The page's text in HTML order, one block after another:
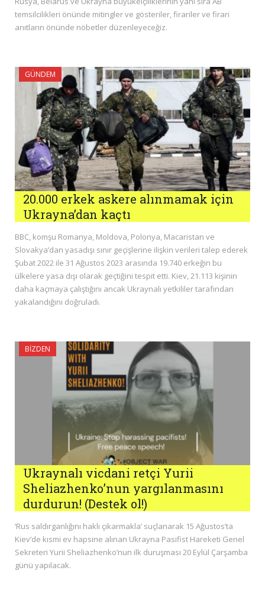
temsilcilikleri önünde mitingler ve gösteriler, firariler ve firari
anıtların önünde nöbetler düzenleyeceğiz.
GÜNDEM
20.000 erkek askere alınmamak için
Ukrayna’dan kaçtı
BBC, komşu Romanya, Moldova, Polonya, Macaristan ve
Slovakya’dan yasadışı sınır geçişlerine ilişkin verileri talep ederek
Şubat 2022 ile 31 Ağustos 2023 arasında 19.740 erkeğin bu
ülkelere yasa dışı olarak geçtiğini tespit etti. Kiev, 21.113 kişinin
daha kaçmaya çalıştığını ancak Ukraynalı yetkililer tarafından
yakalandığını doğruladı.
BIZDEN
Ukraynalı vicdani retçi Yurii
Sheliazhenko’nun yargılanmasını
durdurun! (Destek ol!)
‘Rus saldırganlığını haklı çıkarmakla’ suçlanarak 15 Ağustos’ta
Kiev’de kısmi ev hapsine alınan Ukrayna Pasifist Hareketi Genel
Sekreteri Yurii Sheliazhenko’nun ilk duruşması 20 Eylül Çarşamba
günü yapılacak.